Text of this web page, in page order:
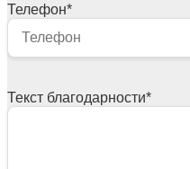
Телефон*
Текст благодарности*